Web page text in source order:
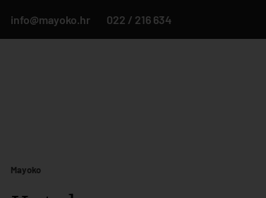
info@mayoko.hr 022 / 216 634
Mayoko